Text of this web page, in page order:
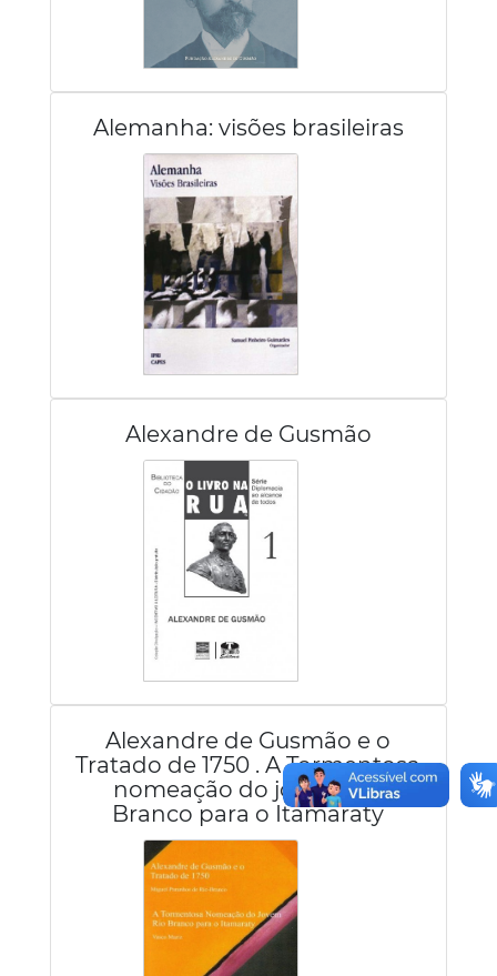
Alemanha: visões brasileiras
Alexandre de Gusmão
Alexandre de Gusmão e o
Tratado de 1750 . A Tormentosa
nomeação do jovem Rio
Branco para o Itamaraty